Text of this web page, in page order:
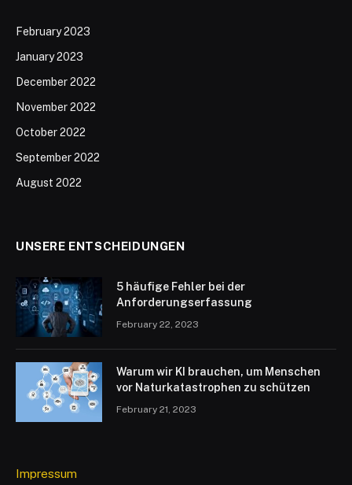
February 2023
January 2023
December 2022
November 2022
October 2022
September 2022
August 2022
UNSERE ENTSCHEIDUNGEN
5 häufige Fehler bei der
Anforderungserfassung
February 22, 2023
Warum wir KI brauchen, um Menschen
vor Naturkatastrophen zu schützen
February 21, 2023
Impressum